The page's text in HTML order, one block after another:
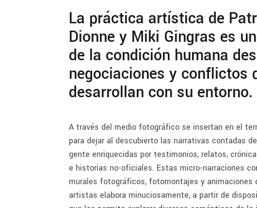
La práctica artística de
Dionne y Miki Gingras es
de la condición humana
negociaciones y conflictos
desarrollan con su entorno.
A través del medio fotográfico se insertan en el
para dejar al descubierto las narrativas contadas
gente enriquecidas por testimonios, relatos,
e historias no-oficiales. Estas micro-narraciones
murales fotográficos, fotomontajes y animaciones
artistas elabora minuciosamente, a partir de